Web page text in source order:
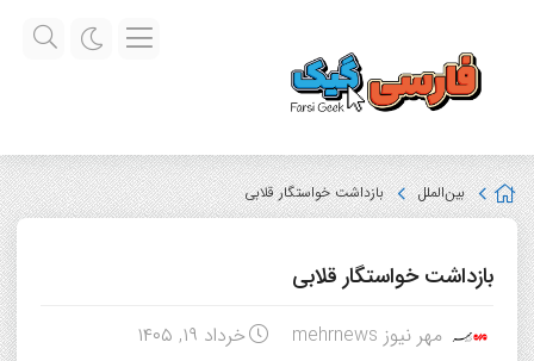
بین‌الملل بازداشت خواستگار قلابی
بازداشت خواستگار قلابی
مهر نیوز mehrnews خرداد ۱۹, ۱۴۰۵